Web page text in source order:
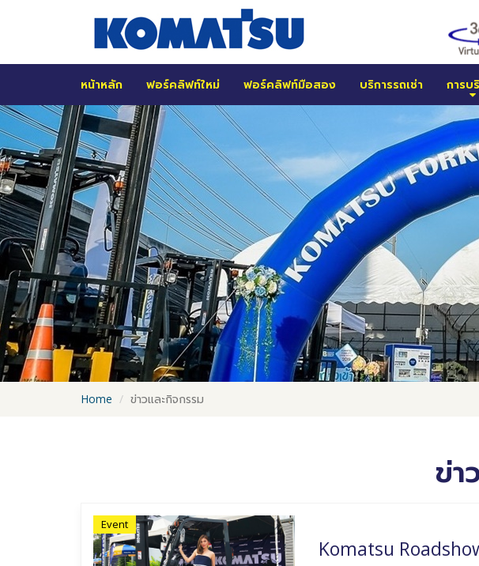
หน้าหลัก ฟอร์คลิฟท์ใหม่ ฟอร์คลิฟท์มือสอง บริการรถเช่า การบ
Home ข่าวและกิจกรรม
ข่า
Event
Komatsu